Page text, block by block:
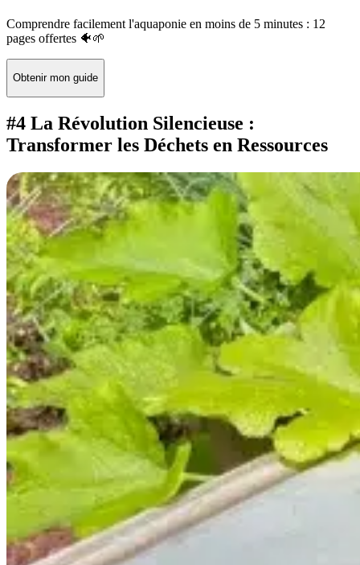
Comprendre facilement l'aquaponie en moins de 5 minutes : 12
pages offertes 🐠🌱
Obtenir mon guide
#4 La Révolution Silencieuse :
Transformer les Déchets en Ressources